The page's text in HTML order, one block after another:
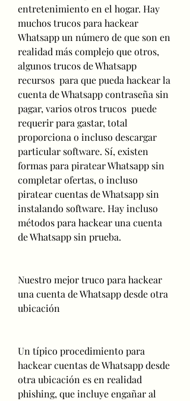
entretenimiento en el hogar. Hay
muchos trucos para hackear
Whatsapp un número de que son en
realidad más complejo que otros,
algunos trucos de Whatsapp
recursos  para que pueda hackear la
cuenta de Whatsapp contraseña sin
pagar, varios otros trucos  puede
requerir para gastar, total
proporciona o incluso descargar
particular software. Sí, existen
formas para piratear Whatsapp sin
completar ofertas, o incluso
piratear cuentas de Whatsapp sin
instalando software. Hay incluso
métodos para hackear una cuenta
de Whatsapp sin prueba.
Nuestro mejor truco para hackear
una cuenta de Whatsapp desde otra
ubicación
Un típico procedimiento para
hackear cuentas de Whatsapp desde
otra ubicación es en realidad
phishing, que incluye engañar al